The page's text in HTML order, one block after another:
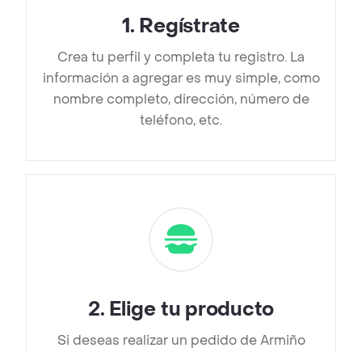
1. Regístrate
Crea tu perfil y completa tu registro. La
información a agregar es muy simple, como
nombre completo, dirección, número de
teléfono, etc.
2. Elige tu producto
Si deseas realizar un pedido de Armiño